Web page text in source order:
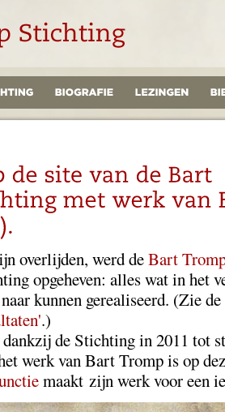
overlijden, werd deBart
opgeheven: alles wat in het
kunnen gerealiseerd. (Zie
.)
de Stichting in 2011 tot
werk van Bart Tromp is op
maakt zijn werk voor een